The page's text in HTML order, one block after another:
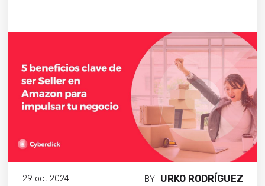
29 oct 2024 BY URKO RODRÍGUEZ